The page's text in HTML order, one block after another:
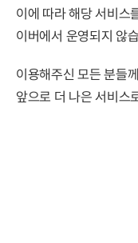
이에 따라 해당 서비스
이버에서 운영되지 않
이용해주신 모든 분들
앞으로 더 나은 서비스